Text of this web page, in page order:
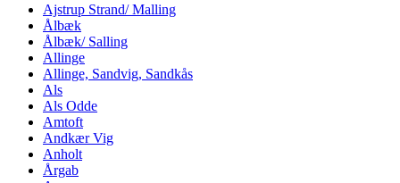
Ajstrup Strand/ Malling
Ålbæk
Ålbæk/ Salling
Allinge
Allinge, Sandvig, Sandkås
Als
Als Odde
Amtoft
Andkær Vig
Anholt
Årgab